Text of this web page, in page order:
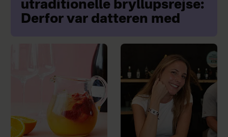
utraditionelle bryllupsrejse:
Derfor var datteren med